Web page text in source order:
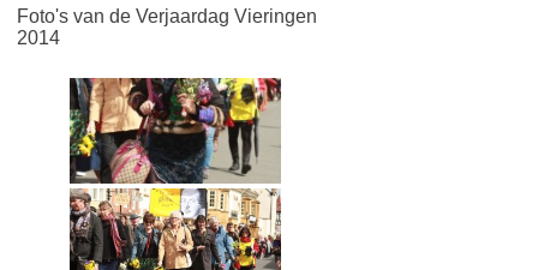
Foto's van de Verjaardag Vieringen
2014